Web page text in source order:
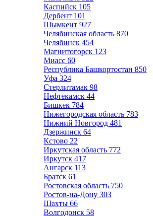
Каспийск 105
Дербент 101
Шымкент 927
Челябинская область 870
Челябинск 454
Магнитогорск 123
Миасс 60
Республика Башкортостан 850
Уфа 324
Стерлитамак 98
Нефтекамск 44
Бишкек 784
Нижегородская область 783
Нижний Новгород 481
Дзержинск 64
Кстово 22
Иркутская область 772
Иркутск 417
Ангарск 113
Братск 61
Ростовская область 750
Ростов-на-Дону 303
Шахты 66
Волгодонск 58